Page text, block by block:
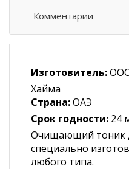
Комментарии
Изготовитель:
Хайма
Страна:ОАЭ
Срок годности: 24
Очищающий тоник
специально
любого типа.